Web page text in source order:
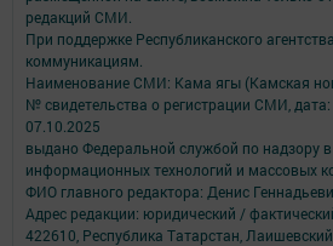
редакций СМИ.
При поддержке Республиканского
коммуникациям.
Наименование СМИ: Кама ягы (Камская
№ свидетельства о регистрации СМИ,
07.10.2025
выдано Федеральной службой по надзору в
информационных технологий и массовых
ФИО главного редактора: Денис
Адрес редакции: юридический /
422610, Республика Татарстан,